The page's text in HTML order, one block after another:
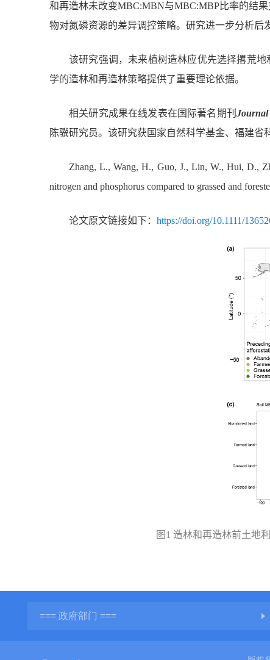
和再造林未改变MBC:MBN与MBC:MBP比率的结
物对氮磷资源的差异调控策略。研究进一步分析后
该研究强调，未来植树造林应优先选择撂荒
学的造林和再造林策略提供了重要理论依据。
相关研究成果在线发表在国际著名期刊 Journal
陈骥研究员。该研究获国家自然科学基金、福建省
Zhang, L., Wang, H., Guo, J., Lin, W., Hui, D.,
nitrogen and phosphorus compared to grassed and
论文原文链接如下： https://doi.org/10.1111/
图 1 造林和再造林前土地
=== 政府部门 ===